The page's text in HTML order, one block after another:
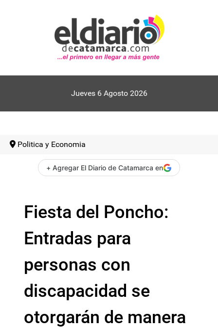
Jueves 6 Agosto 2026
Politica y Economia
+ Agregar El Diario de Catamarca en
Fiesta del Poncho:
Entradas para
personas con
discapacidad se
otorgarán de manera